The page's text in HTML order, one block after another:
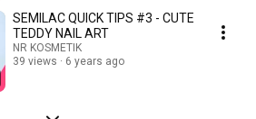
SEMILAC QUICK TIPS #3 - CUTE
TEDDY NAIL ART
NR KOSMETIK
39 views
6 years ago